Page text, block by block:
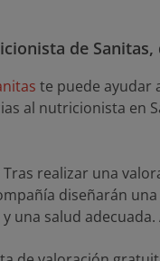
de
te puede ayudar
al nutricionista en
Tras realizar una
diseñarán
una salud